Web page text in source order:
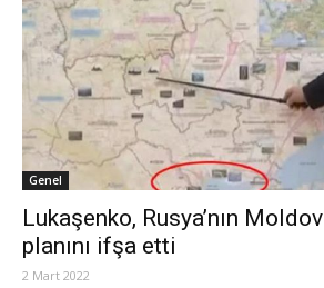
Genel
Lukaşenko, Rusya’nın
planını ifşa etti
2 Mart 2022